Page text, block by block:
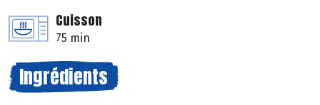
Cuisson
75 min
Ingrédients